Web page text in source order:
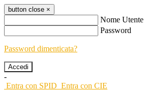
button close ×
Nome Utente
Password
Password dimenticata?
-
Entra con SPID Entra con CIE